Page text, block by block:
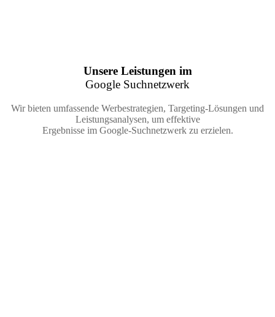
Unsere Leistungen im
Google Suchnetzwerk
Wir bieten umfassende Werbestrategien, Targeting-Lösungen und
Leistungsanalysen, um effektive
Ergebnisse im Google-Suchnetzwerk zu erzielen.